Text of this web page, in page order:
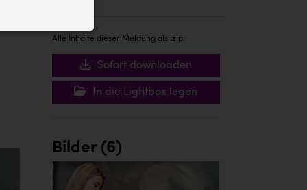
Alle Inhalte dieser Meldung als .zip:
Sofort downloaden
In die Lightbox legen
Bilder (6)
Website